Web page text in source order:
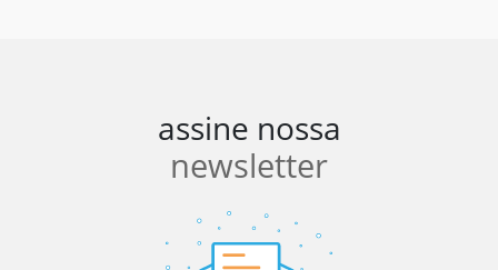
assine nossa
newsletter